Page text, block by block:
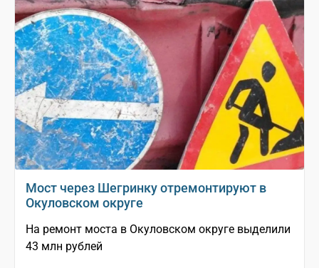
Мост через Шегринку отремонтируют в
Окуловском округе
На ремонт моста в Окуловском округе выделили
43 млн рублей